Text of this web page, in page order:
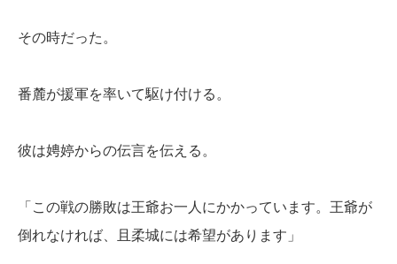
その時だった。
番麓が援軍を率いて駆け付ける。
彼は娉婷からの伝言を伝える。
「この戦の勝敗は王爺お一人にかかっています。王爺が
倒れなければ、且柔城には希望があります」